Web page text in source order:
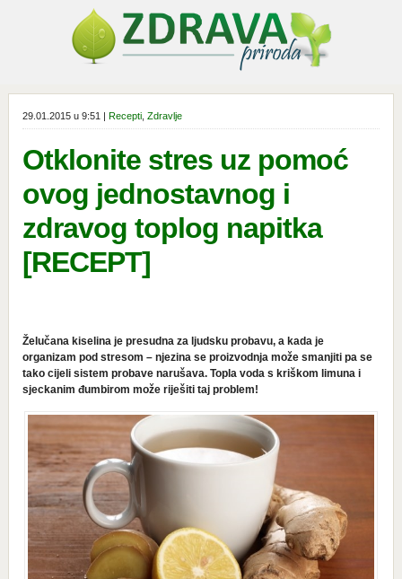
29.01.2015 u 9:51 | Recepti, Zdravlje
Otklonite stres uz pomoć
ovog jednostavnog i
zdravog toplog napitka
[RECEPT]
Želučana kiselina je presudna za ljudsku probavu, a kada je
organizam pod stresom – njezina se proizvodnja može smanjiti pa se
tako cijeli sistem probave narušava. Topla voda s kriškom limuna i
sjeckanim đumbirom može riješiti taj problem!